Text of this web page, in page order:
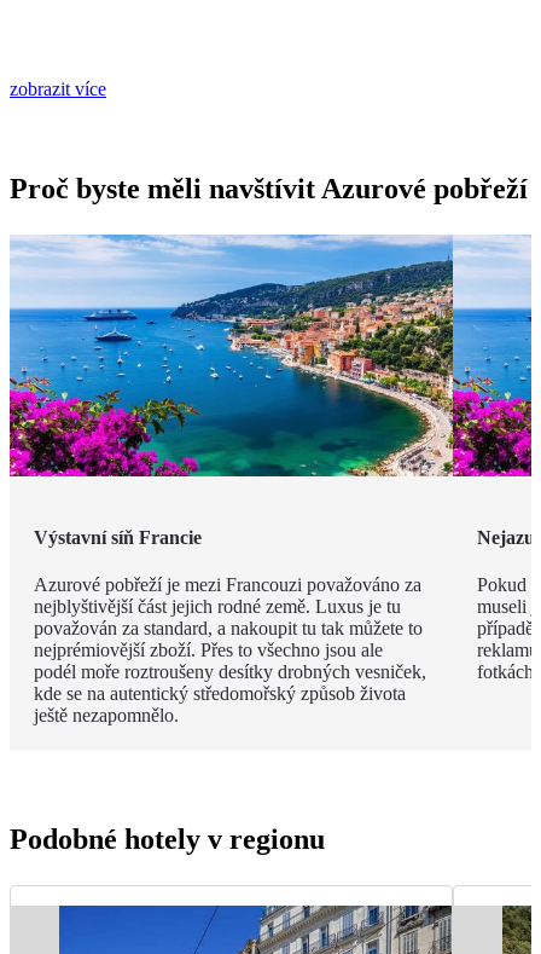
zobrazit více
Proč byste měli navštívit Azurové pobřeží
Výstavní síň Francie
Azurové pobřeží je mezi Francouzi považováno za
nejblyštivější část jejich rodné země. Luxus je tu
považován za standard, a nakoupit tu tak můžete to
nejprémiovější zboží. Přes to všechno jsou ale
podél moře roztroušeny desítky drobných vesniček,
kde se na autentický středomořský způsob života
ještě nezapomnělo.
Pokud
museli
případě
fotkách!
Podobné hotely v regionu